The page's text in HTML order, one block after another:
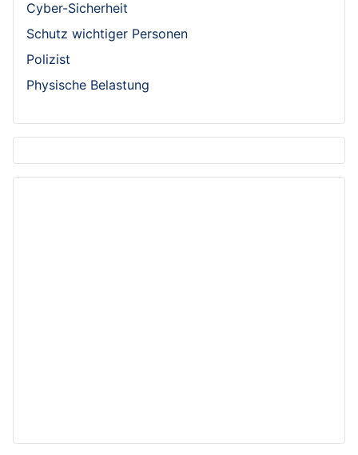
Cyber-Sicherheit
Schutz wichtiger Personen
Polizist
Physische Belastung